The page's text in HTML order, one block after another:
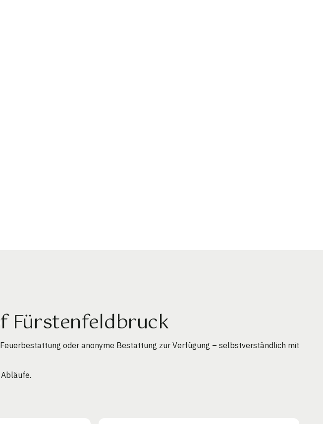
Fürstenfeldbruck
oder anonyme Bestattung zur Verfügung – selbstverständlich mit